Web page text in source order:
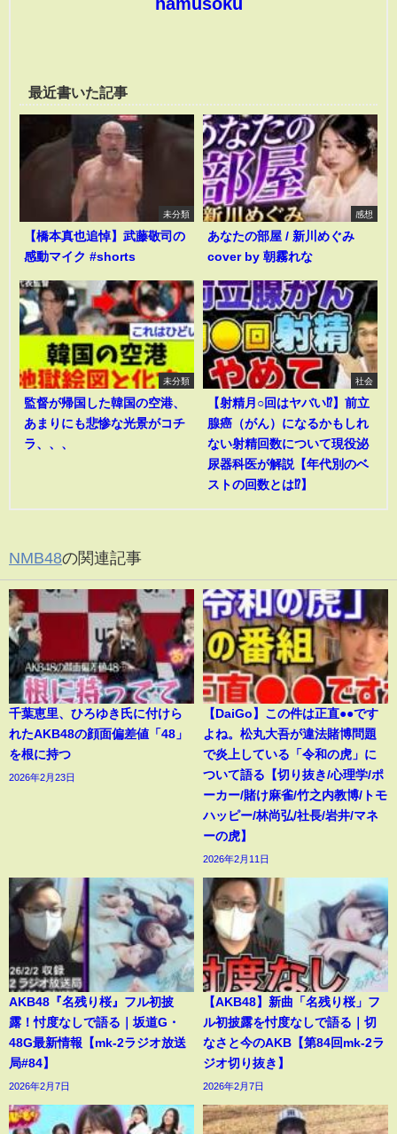
最近書いた記事
未分類
【橋本真也追悼】武藤敬司の
感動マイク #shorts
感想
あなたの部屋 / 新川めぐみ
cover by 朝霧れな
未分類
監督が帰国した韓国の空港、
あまりにも悲惨な光景がコチ
ラ、、、
社会
【射精月○回はヤバい⁉︎】前立
腺癌（がん）になるかもしれ
ない射精回数について現役泌
尿器科医が解説【年代別のベ
ストの回数とは⁉︎】
NMB48の関連記事
千葉恵里、ひろゆき氏に付けら
れたAKB48の顔面偏差値「48」
を根に持つ
2026年2月23日
【DaiGo】この件は正直●●です
よね。松丸大吾が違法賭博問題
で炎上している「令和の虎」に
ついて語る【切り抜き/心理学/ポ
ーカー/賭け麻雀/竹之内教博/トモ
ハッピー/林尚弘/社長/岩井/マネ
ーの虎】
2026年2月11日
AKB48『名残り桜』フル初披
露！忖度なしで語る｜坂道G・
48G最新情報【mk-2ラジオ放送
局#84】
2026年2月7日
【AKB48】新曲「名残り桜」フ
ル初披露を忖度なしで語る｜切
なさと今のAKB【第84回mk-2ラ
ジオ切り抜き】
2026年2月7日